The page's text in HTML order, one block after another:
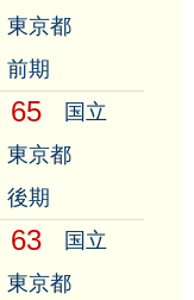
東京都
前期
65
国立
東京都
後期
63
国立
東京都